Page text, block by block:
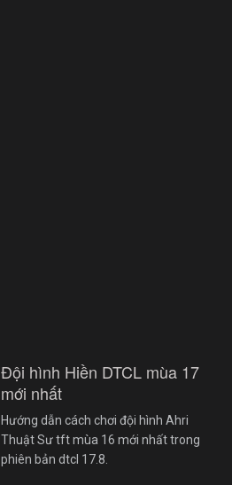
Đội hình Hiền DTCL mùa 17
mới nhất
Hướng dẫn cách chơi đội hình Ahri
Thuật Sư tft mùa 16 mới nhất trong
phiên bản dtcl 17.8.